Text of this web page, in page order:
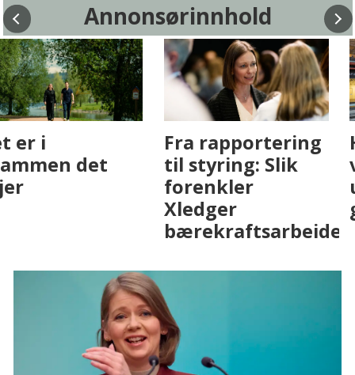
Annonsørinnhold
Fenistra endrer
eiendomsbransjen
med AI. Slik ser vi
Det er i
Drammen det
skjer